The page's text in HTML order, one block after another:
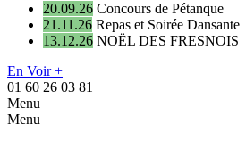
20.09.26 Concours de Pétanque
21.11.26 Repas et Soirée Dansante
13.12.26 NOËL DES FRESNOIS
En Voir +
01 60 26 03 81
Menu
Menu